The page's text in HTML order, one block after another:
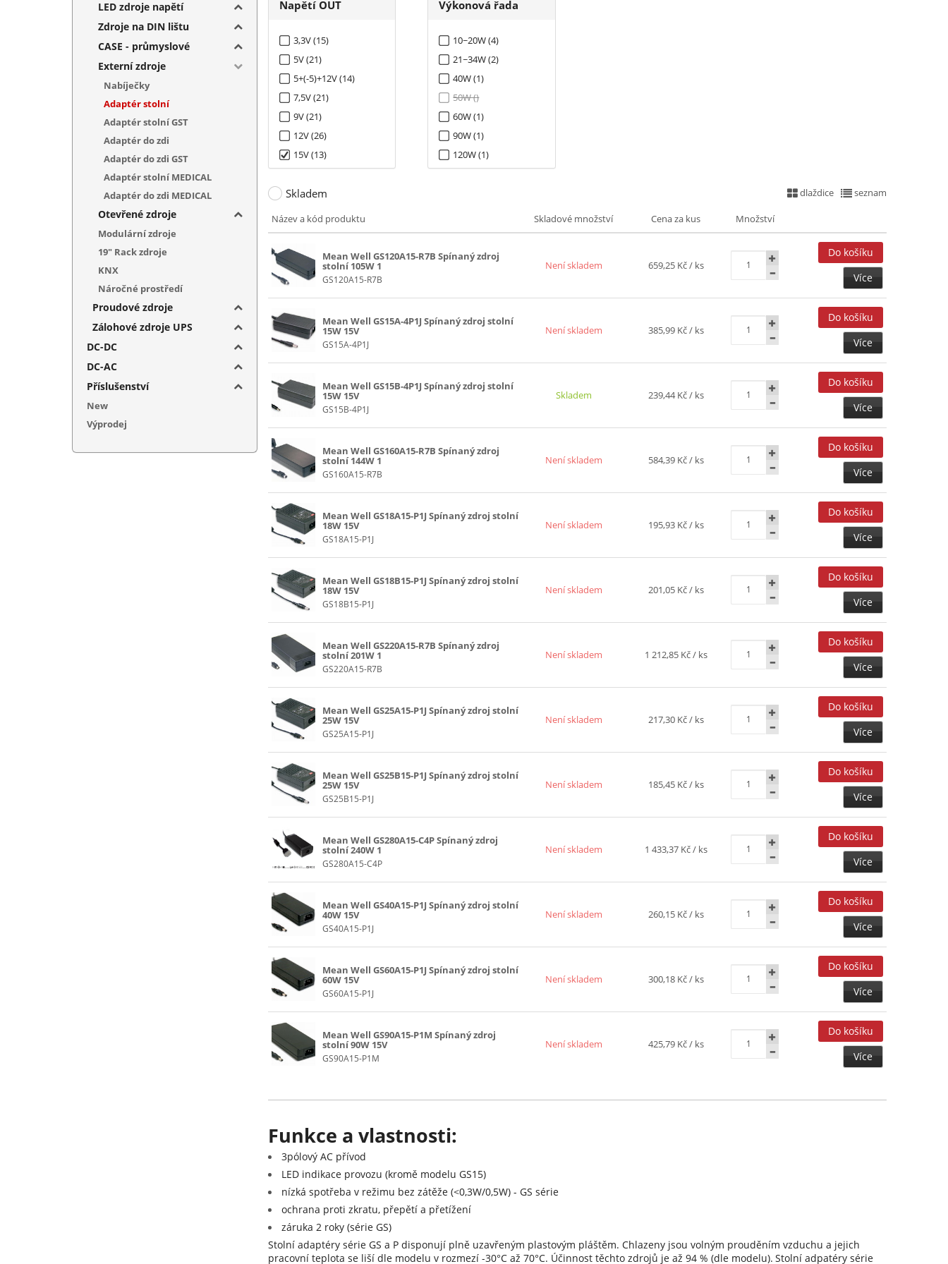
Napětí OUT
3,3V (15)
5V (21)
5+(-5)+12V (14)
7,5V (21)
9V (21)
12V (26)
15V (13)
19V (14)
24V (27)
27,2V (14)
28V (18)
Výkonová řada
10~20W (4)
21~34W (2)
40W (1)
50W ()
60W (1)
90W (1)
120W (1)
Skladem dlaždice seznam
Název a kód produktu Skladové množství Cena za kus Množství
Mean Well GS120A15-R7B Spínaný zdroj
stolní 105W 1
GS120A15-R7B
Není skladem 659,25 Kč/ ks
Více
Mean Well GS15A-4P1J Spínaný zdroj stolní
15W 15V
GS15A-4P1J
Není skladem 385,99 Kč/ ks
Více
Mean Well GS15B-4P1J Spínaný zdroj stolní
15W 15V
GS15B-4P1J
Skladem 239,44 Kč/ ks
Více
Mean Well GS160A15-R7B Spínaný zdroj
stolní 144W 1
GS160A15-R7B
Není skladem 584,39 Kč/ ks
Více
Mean Well GS18A15-P1J Spínaný zdroj stolní
18W 15V
GS18A15-P1J
Není skladem 195,93 Kč/ ks
Více
Mean Well GS18B15-P1J Spínaný zdroj stolní
18W 15V
GS18B15-P1J
Není skladem 201,05 Kč/ ks
Více
Mean Well GS220A15-R7B Spínaný zdroj
stolní 201W 1
GS220A15-R7B
Není skladem 1 212,85 Kč/ ks
Více
Mean Well GS25A15-P1J Spínaný zdroj stolní
25W 15V
GS25A15-P1J
Není skladem 217,30 Kč/ ks
Více
Mean Well GS25B15-P1J Spínaný zdroj stolní
25W 15V
GS25B15-P1J
Není skladem 185,45 Kč/ ks
Více
Mean Well GS280A15-C4P Spínaný zdroj
stolní 240W 1
GS280A15-C4P
Není skladem 1 433,37 Kč/ ks
Více
Mean Well GS40A15-P1J Spínaný zdroj stolní
40W 15V
GS40A15-P1J
Není skladem 260,15 Kč/ ks
Více
Mean Well GS60A15-P1J Spínaný zdroj stolní
60W 15V
GS60A15-P1J
Není skladem 300,18 Kč/ ks
Více
Mean Well GS90A15-P1M Spínaný zdroj
stolní 90W 15V
GS90A15-P1M
Není skladem 425,79 Kč/ ks
Více
Funkce a vlastnosti:
3pólový AC přívod
LED indikace provozu (kromě modelu GS15)
nízká spotřeba v režimu bez zátěže (<0,3W/0,5W) - GS série
ochrana proti zkratu, přepětí a přetížení
záruka 2 roky (série GS)
Stolní adaptéry série GS a P disponují plně uzavřeným plastovým pláštěm. Chlazeny jsou volným prouděním vzduchu a jejich
pracovní teplota se liší dle modelu v rozmezí -30°C až 70°C. Účinnost těchto zdrojů je až 94 % (dle modelu). Stolní adpatéry série
LED zdroje napětí
Zdroje na DIN lištu
CASE - průmyslové
Externí zdroje
Nabíječky
Adaptér stolní
Adaptér stolní GST
Adaptér do zdi
Adaptér do zdi GST
Adaptér stolní MEDICAL
Adaptér do zdi MEDICAL
Otevřené zdroje
Modulární zdroje
19" Rack zdroje
KNX
Náročné prostředí
Proudové zdroje
Zálohové zdroje UPS
DC-DC
DC-AC
Příslušenství
New
Výprodej